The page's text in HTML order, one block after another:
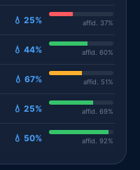
💧 25% affid. 37%
💧 44% affid. 60%
💧 67% affid. 51%
💧 25% affid. 69%
💧 50% affid. 92%